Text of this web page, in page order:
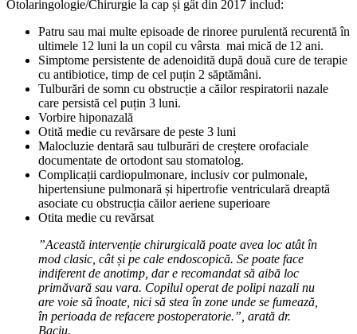
Otolaringologie/Chirurgie la cap și gât din 2017 includ:
Patru sau mai multe episoade de rinoree purulentă recurentă în
ultimele 12 luni la un copil cu vârsta mai mică de 12 ani.
Simptome persistente de adenoidită după două cure de terapie
cu antibiotice, timp de cel puțin 2 săptămâni.
Tulburări de somn cu obstrucție a căilor respiratorii nazale
care persistă cel puțin 3 luni.
Vorbire hiponazală
Otită medie cu revărsare de peste 3 luni
Malocluzie dentară sau tulburări de creștere orofaciale
documentate de ortodont sau stomatolog.
Complicații cardiopulmonare, inclusiv cor pulmonale,
hipertensiune pulmonară și hipertrofie ventriculară dreaptă
asociate cu obstrucția căilor aeriene superioare
Otita medie cu revărsat
”Această intervenție chirurgicală poate avea loc atât în
mod clasic, cât și pe cale endoscopică. Se poate face
indiferent de anotimp, dar e recomandat să aibă loc
primăvară sau vara. Copilul operat de polipi nazali nu
are voie să înoate, nici să stea în zone unde se fumează,
în perioada de refacere postoperatorie.”, arată dr.
Baciu.